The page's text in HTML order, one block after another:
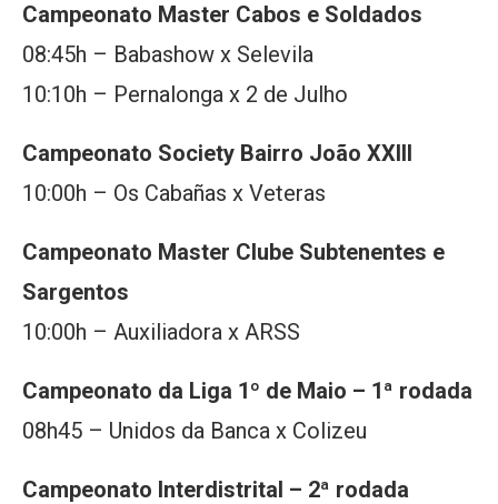
Campeonato Master Cabos e Soldados
08:45h – Babashow x Selevila
10:10h – Pernalonga x 2 de Julho
Campeonato Society Bairro João XXIII
10:00h – Os Cabañas x Veteras
Campeonato Master Clube Subtenentes e
Sargentos
10:00h – Auxiliadora x ARSS
Campeonato da Liga 1º de Maio – 1ª rodada
08h45 – Unidos da Banca x Colizeu
Campeonato Interdistrital – 2ª rodada